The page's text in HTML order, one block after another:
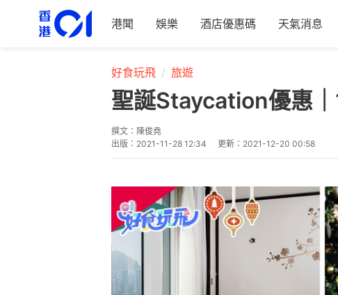
港聞 娛樂 酒店優惠碼 天氣消息
好食玩飛 旅遊
聖誕Staycation優惠
撰文： 陳俊堯
出版： 2021-11-28 12:34 更新： 2021-12-20 00:58